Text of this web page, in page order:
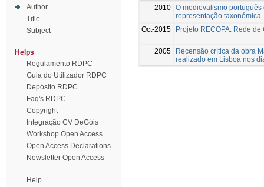
Author
Title
Subject
Helps
Regulamento RDPC
Guia do Utilizador RDPC
Depósito RDPC
Faq's RDPC
Copyright
Integração CV DeGóis
Workshop Open Access
Open Access Declarations
Newsletter Open Access
Help
2010 O medievalismo
representação taxonómica
Oct-2015
Projeto RECOPA: Rede
2005
Recensão crítica da obra
realizado em Lisboa nos